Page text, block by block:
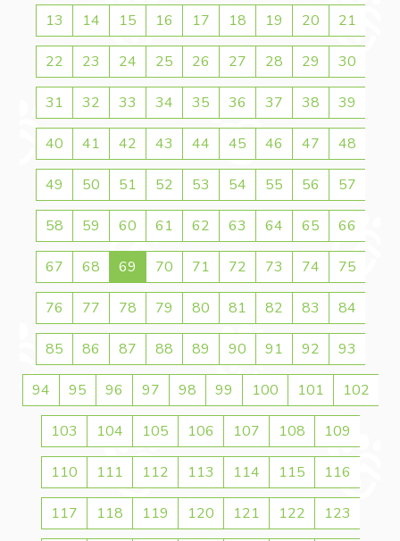
13 14 15 16 17 18 19 20 21
22 23 24 25 26 27 28 29 30
31 32 33 34 35 36 37 38 39
40 41 42 43 44 45 46 47 48
49 50 51 52 53 54 55 56 57
58 59 60 61 62 63 64 65 66
67 68 69 70 71 72 73 74 75
76 77 78 79 80 81 82 83 84
85 86 87 88 89 90 91 92 93
94 95 96 97 98 99 100 101 102
103 104 105 106 107 108 109
110 111 112 113 114 115 116
117 118 119 120 121 122 123